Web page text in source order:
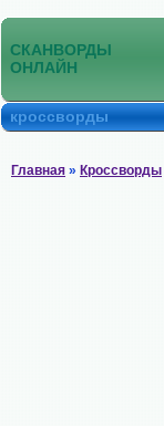
СКАНВОРДЫ
ОНЛАЙН
кроссворды
Главная » Кроссворды